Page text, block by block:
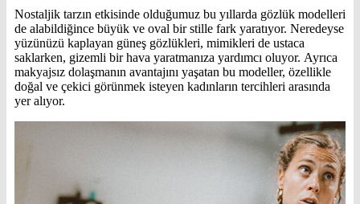
Nostaljik tarzın etkisinde olduğumuz bu yıllarda gözlük modelleri
de alabildiğince büyük ve oval bir stille fark yaratıyor. Neredeyse
yüzünüzü kaplayan güneş gözlükleri, mimikleri de ustaca
saklarken, gizemli bir hava yaratmanıza yardımcı oluyor. Ayrıca
makyajsız dolaşmanın avantajını yaşatan bu modeller, özellikle
doğal ve çekici görünmek isteyen kadınların tercihleri arasında
yer alıyor.